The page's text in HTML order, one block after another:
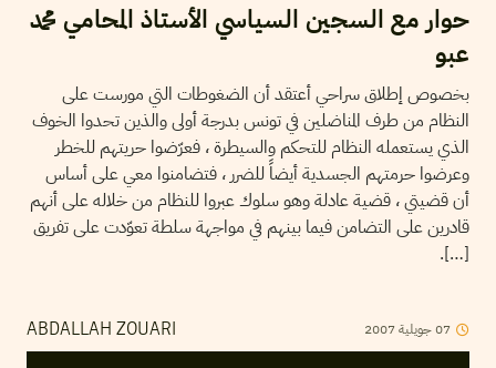
حوار مع السجين السياسي الأستاذ المحامي محمد
عبو
بخصوص إطلاق سراحي أعتقد أن الضغوطات التي مورست على
النظام من طرف المناضلين في تونس بدرجة أولى والذين تحدوا الخوف
الذي يستعمله النظام للتحكم والسيطرة ، فعرّضوا حريتهم للخطر
وعرضوا حرمتهم الجسدية أيضاً للضرر ، فتضامنوا معي على أساس
أن قضيتي ، قضية عادلة وهو سلوك عبروا للنظام من خلاله على أنهم
قادرين على التضامن فيما بينهم في مواجهة سلطة تعوّدت على تفريق
[…].
ABDALLAH ZOUARI 07جويلية2007